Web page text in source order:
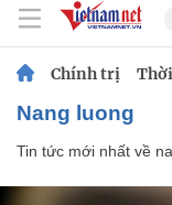
Chính trị
nang luong
Tin tức mới nhất về